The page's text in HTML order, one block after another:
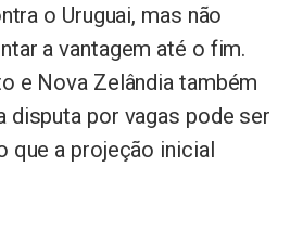
o Uruguai, mas não
a vantagem até o fim.
e Nova Zelândia também
disputa por vagas pode ser
que a projeção inicial